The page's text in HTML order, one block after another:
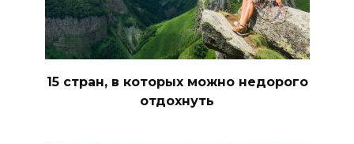
15 стран, в которых можно недорого
отдохнуть